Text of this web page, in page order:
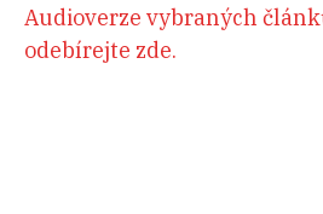
Audioverze vybraných
odebírejte zde.